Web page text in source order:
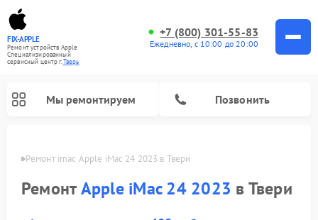
FIX-APPLE
Ремонт устройств Apple
Специализированный
cервисный центр г.Тверь
+7 (800) 301-55-83
Ежедневно, с 10:00 до 20:00
Мы ремонтируем Позвонить
Ремонт imac Apple iMac 24 2023 в Твери
РемонтApple iMac 24 2023 в Твери